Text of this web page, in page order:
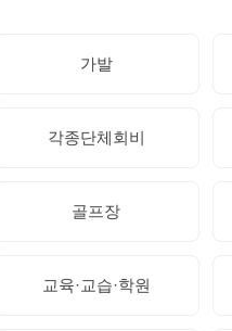
가발
각종단체회비
골프장
교육·교습·학원